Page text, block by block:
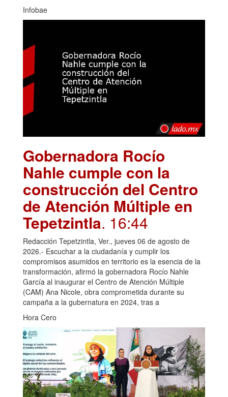
Infobae
Gobernadora Rocío
Nahle cumple con la
construcción del Centro
de Atención Múltiple en
Tepetzintla. 16:44
Redacción Tepetzintla, Ver., jueves 06 de agosto de
2026.- Escuchar a la ciudadanía y cumplir los
compromisos asumidos en territorio es la esencia de la
transformación, afirmó la gobernadora Rocío Nahle
García al inaugurar el Centro de Atención Múltiple
(CAM) Ana Nicole, obra comprometida durante su
campaña a la gubernatura en 2024, tras a
Hora Cero